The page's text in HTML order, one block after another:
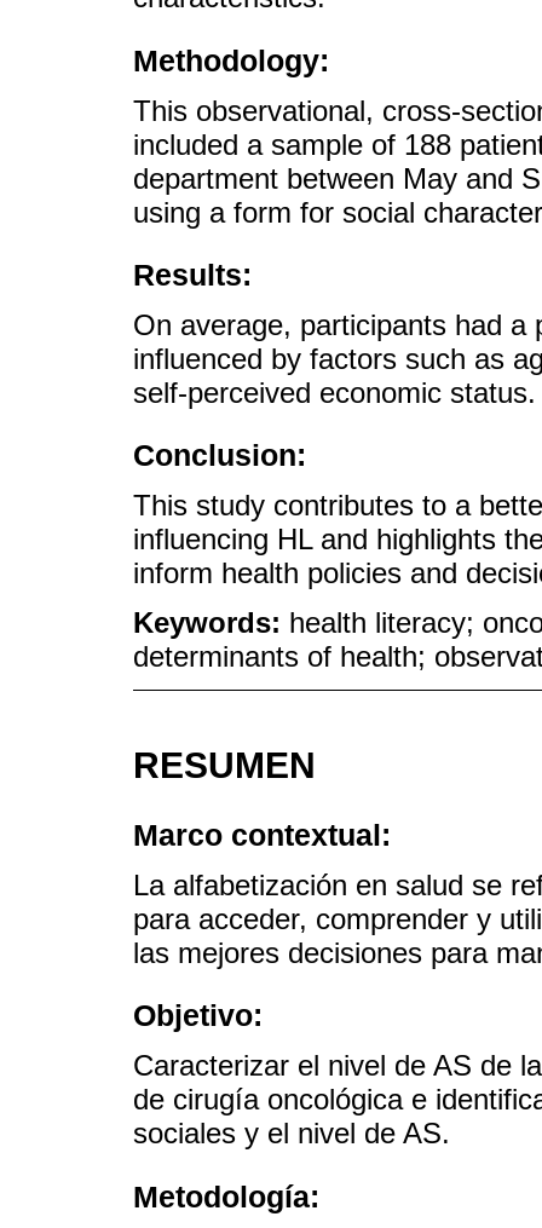
Methodology:
This observational, cross-
included a sample of 188
department between May and
using a form for social
Results:
On average, participants had a
influenced by factors such as
self-perceived economic status.
Conclusion:
This study contributes to a
influencing HL and highlights
inform health policies and
Keywords: health literacy;
determinants of health;
RESUMEN
Marco contextual:
La alfabetización en salud se
para acceder, comprender y
las mejores decisiones para
Objetivo:
Caracterizar el nivel de AS de
de cirugía oncológica e
sociales y el nivel de AS.
Metodología: